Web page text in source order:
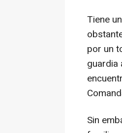
Tiene
por un
guardia
Sin